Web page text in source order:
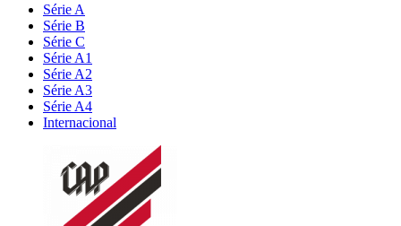
Série A
Série B
Série C
Série A1
Série A2
Série A3
Série A4
Internacional